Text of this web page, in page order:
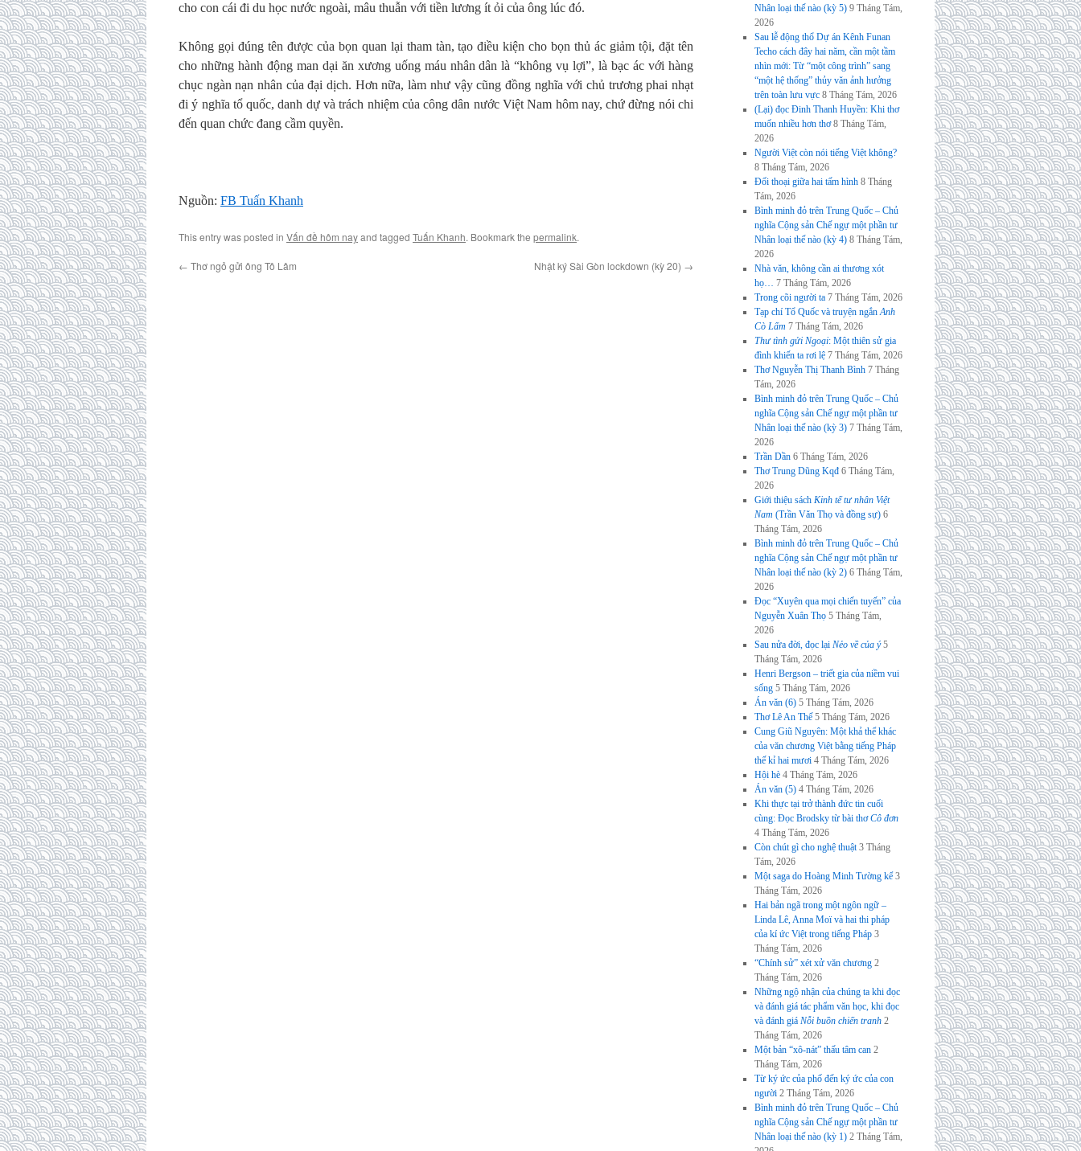
cho con cái đi du học nước ngoài, mâu thuẫn với tiền lương ít ỏi của ông lúc đó.
Không gọi đúng tên được của bọn quan lại tham tàn, tạo điều kiện cho bọn thủ ác giảm tội, đặt tên
cho những hành động man dại ăn xương uống máu nhân dân là “không vụ lợi”, là bạc ác với hàng
chục ngàn nạn nhân của đại dịch. Hơn nữa, làm như vậy cũng đồng nghĩa với chủ trương phai nhạt
đi ý nghĩa tổ quốc, danh dự và trách nhiệm của công dân nước Việt Nam hôm nay, chứ đừng nói chi
đến quan chức đang cầm quyền.
Nguồn: FB Tuấn Khanh
This entry was posted in Vấn đề hôm nayand tagged Tuấn Khanh. Bookmark the permalink.
← Thơ ngỏ gửi ông Tô Lâm Nhật ký Sài Gòn lockdown (kỳ 20) →
Nhân loại thế nào (kỳ 5) 9 Tháng Tám,
2026
Sau lễ động thổ Dự án Kênh Funan
Techo cách đây hai năm, cần một tầm
nhìn mới: Từ “một công trình” sang
“một hệ thống” thủy văn ảnh hưởng
trên toàn lưu vực 8 Tháng Tám, 2026
(Lại) đọc Đinh Thanh Huyền: Khi thơ
muốn nhiều hơn thơ 8 Tháng Tám,
2026
Người Việt còn nói tiếng Việt không?
8 Tháng Tám, 2026
Đối thoại giữa hai tấm hình 8 Tháng
Tám, 2026
Bình minh đỏ trên Trung Quốc – Chủ
nghĩa Cộng sản Chế ngự một phần tư
Nhân loại thế nào (kỳ 4) 8 Tháng Tám,
2026
Nhà văn, không cần ai thương xót
họ… 7 Tháng Tám, 2026
Trong cõi người ta 7 Tháng Tám, 2026
Tạp chí Tổ Quốc và truyện ngắnAnh
Cò Lấm 7 Tháng Tám, 2026
Thư tình gửi Ngoại: Một thiên sử gia
đình khiến ta rơi lệ 7 Tháng Tám, 2026
Thơ Nguyễn Thị Thanh Bình 7 Tháng
Tám, 2026
Bình minh đỏ trên Trung Quốc – Chủ
nghĩa Cộng sản Chế ngự một phần tư
Nhân loại thế nào (kỳ 3) 7 Tháng Tám,
2026
Trần Dần 6 Tháng Tám, 2026
Thơ Trung Dũng Kqđ 6 Tháng Tám,
2026
Giới thiệu sách Kinh tế tư nhân Việt
Nam (Trần Văn Thọ và đồng sự) 6
Tháng Tám, 2026
Bình minh đỏ trên Trung Quốc – Chủ
nghĩa Cộng sản Chế ngự một phần tư
Nhân loại thế nào (kỳ 2) 6 Tháng Tám,
2026
Đọc “Xuyên qua mọi chiến tuyến” của
Nguyễn Xuân Thọ 5 Tháng Tám,
2026
Sau nửa đời, đọc lại Nẻo về của ý 5
Tháng Tám, 2026
Henri Bergson – triết gia của niềm vui
sống 5 Tháng Tám, 2026
Án văn (6) 5 Tháng Tám, 2026
Thơ Lê An Thế 5 Tháng Tám, 2026
Cung Giũ Nguyên: Một khả thể khác
của văn chương Việt bằng tiếng Pháp
thế kỉ hai mươi 4 Tháng Tám, 2026
Hội hè 4 Tháng Tám, 2026
Án văn (5) 4 Tháng Tám, 2026
Khi thực tại trở thành đức tin cuối
cùng: Đọc Brodsky từ bài thơCô đơn
4 Tháng Tám, 2026
Còn chút gì cho nghệ thuật 3 Tháng
Tám, 2026
Một saga do Hoàng Minh Tường kể 3
Tháng Tám, 2026
Hai bản ngã trong một ngôn ngữ –
Linda Lê, Anna Moï và hai thi pháp
của kí ức Việt trong tiếng Pháp 3
Tháng Tám, 2026
“Chính sử” xét xử văn chương 2
Tháng Tám, 2026
Những ngộ nhận của chúng ta khi đọc
và đánh giá tác phẩm văn học, khi đọc
và đánh giá Nỗi buồn chiến tranh 2
Tháng Tám, 2026
Một bản “xô-nát” thấu tâm can 2
Tháng Tám, 2026
Từ ký ức của phố đến ký ức của con
người 2 Tháng Tám, 2026
Bình minh đỏ trên Trung Quốc – Chủ
nghĩa Cộng sản Chế ngự một phần tư
Nhân loại thế nào (kỳ 1) 2 Tháng Tám,